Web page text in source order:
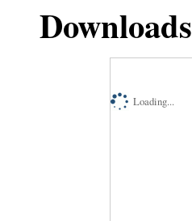
Downloads
Loading...